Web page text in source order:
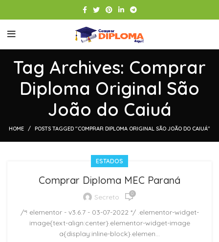
Tag Archives: Comprar
Diploma Original São
João do Caiuá
HOME POSTS TAGGED "COMPRAR DIPLOMA ORIGINAL SÃO JOÃO DO CAIUÁ"
ESTADOS
Comprar Diploma MEC Paraná
Secreto 0
/*! elementor - v3.6.7 - 03-07-2022 */ .elementor-widget-
image{text-align:center}.elementor-widget-image
a{display:inline-block}.elemen...